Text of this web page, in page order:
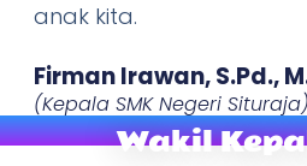
anak kita.
Firman Irawan, S.Pd.,
(Kepala SMK Negeri Situraja)
Wakil